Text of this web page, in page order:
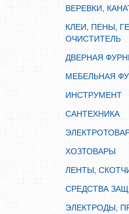
ХОЗТОВАРЫ
ЛЕНТЫ, СКОТЧИ, ПЛЕНКИ
СРЕДСТВА ЗАЩИТЫ ТРУДА
ЭЛЕКТРОДЫ, ПРОВОЛКА
ВЕРЕВКИ,
КЛЕИ, ПЕНЫ,
ОЧИСТИТЕЛЬ
ДВЕРНАЯ
МЕБЕЛЬНАЯ
ИНСТРУМЕНТ
САНТЕХНИКА
ХОЗТОВАРЫ
ЛЕНТЫ,
СРЕДСТВА
ЭЛЕКТРОДЫ,